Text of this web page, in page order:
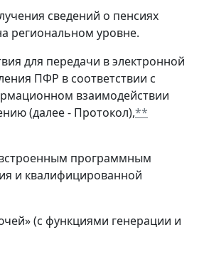
сведений о пенсиях
региональном уровне.
для передачи в электронной
ПФР в соответствии с
взаимодействии
(далее - Протокол),**
встроенным программным
и квалифицированной
(с функциями генерации и